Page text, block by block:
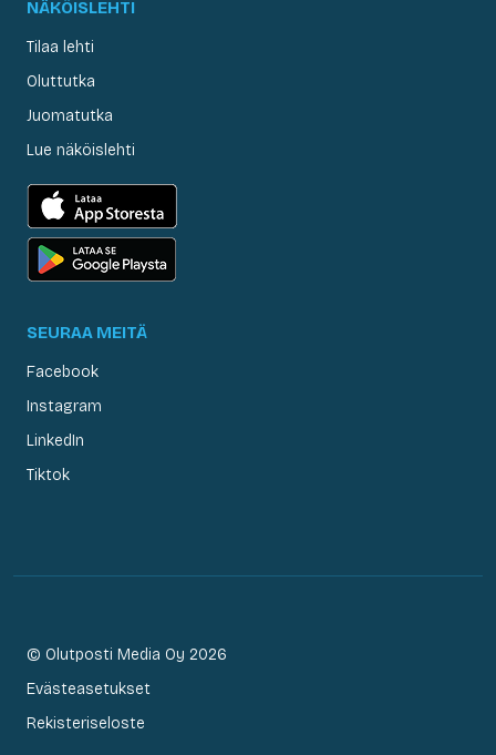
NÄKÖISLEHTI
Tilaa lehti
Oluttutka
Juomatutka
Lue näköislehti
SEURAA MEITÄ
Facebook
Instagram
LinkedIn
Tiktok
© Olutposti Media Oy 2026
Evästeasetukset
Rekisteriseloste